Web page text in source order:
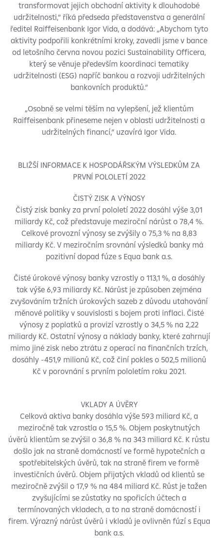
transformovat jejich obchodní aktivity k dlouhodobé
udržitelnosti,“ říká předseda představenstva a generální
ředitel Raiffeisenbank Igor Vida, a dodává: „Abychom tyto
aktivity podpořili konkrétními kroky, zavedli jsme v bance
od letošního června novou pozici Sustainability Officera,
který se věnuje především koordinaci tematiky
udržitelnosti (ESG) napříč bankou a rozvoji udržitelných
bankovních produktů.“
„Osobně se velmi těším na vylepšení, jež klientům
Raiffeisenbank přineseme nejen v oblasti udržitelnosti a
udržitelných financí,“ uzavírá Igor Vida.
BLIŽŠÍ INFORMACE K HOSPODÁŘSKÝM VÝSLEDKŮM ZA
PRVNÍ POLOLETÍ 2022
ČISTÝ ZISK A VÝNOSY
Čistý zisk banky za první pololetí 2022 dosáhl výše 3,01
miliardy Kč, což představuje meziroční nárůst o 78,4 %.
Celkové provozní výnosy se zvýšily o 75,3 % na 8,83
miliardy Kč. V meziročním srovnání výsledků banky má
pozitivní dopad fúze s Equa bank a.s.
Čisté úrokové výnosy banky vzrostly o 113,1 %, a dosáhly
tak výše 6,93 miliardy Kč. Nárůst je způsoben zejména
zvyšováním tržních úrokových sazeb z důvodu utahování
měnové politiky v souvislosti s bojem proti inflaci. Čisté
výnosy z poplatků a provizí vzrostly o 34,5 % na 2,22
miliardy Kč. Ostatní výnosy a náklady banky, které zahrnují
mimo jiné zisk nebo ztrátu z operací na finančních trzích,
dosáhly -451,9 milionů Kč, což činí pokles o 502,5 milionů
Kč v porovnání s prvním pololetím roku 2021.
VKLADY A ÚVĚRY
Celková aktiva banky dosáhla výše 593 miliard Kč, a
meziročně tak vzrostla o 15,5 %. Objem poskytnutých
úvěrů klientům se zvýšil o 36,8 % na 343 miliard Kč. K růstu
došlo jak na straně domácností ve formě hypotečních a
spotřebitelských úvěrů, tak na straně firem ve formě
investičních úvěrů. Objem přijatých vkladů od klientů se
meziročně zvýšil o 17,9 % na 484 miliard Kč. Růst je tažen
zvyšujícími se zůstatky na spořicích účtech a
termínovaných vkladech, a to na straně domácností i
firem. Výrazný nárůst úvěrů i vkladů je ovlivněn fúzí s Equa
bank a.s.